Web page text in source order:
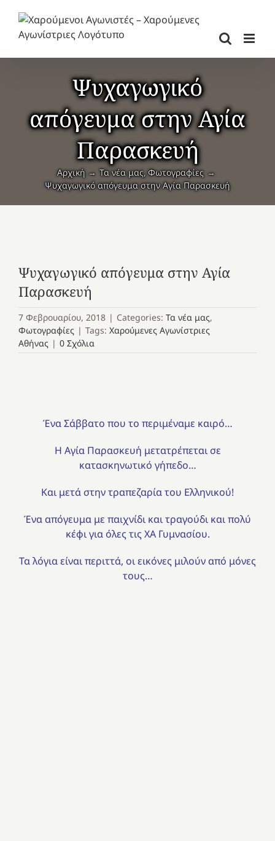
περιεχόμενο
Ψυχαγωγικό
απόγευμα στην Αγία
Παρασκευή
Αρχική Τα νέα μας Φωτογραφίες
Ψυχαγωγικό απόγευμα στην Αγία Παρασκευή
Ψυχαγωγικό απόγευμα στην Αγία
Παρασκευή
7 Φεβρουαρίου, 2018 | Categories: Τα νέα μας,
Φωτογραφίες | Tags: Χαρούμενες Αγωνίστριες
Αθήνας | 0 Σχόλια
Ένα Σάββατο που το περιμέναμε καιρό…
Η Αγία Παρασκευή μετατρέπεται σε
κατασκηνωτικό γήπεδο…
Και μετά στην τραπεζαρία του Ελληνικού!
Ένα απόγευμα με παιχνίδι και τραγούδι και πολύ
κέφι για όλες τις ΧΑ Γυμνασίου.
Τα λόγια είναι περιττά, οι εικόνες μιλούν από μόνες
τους…